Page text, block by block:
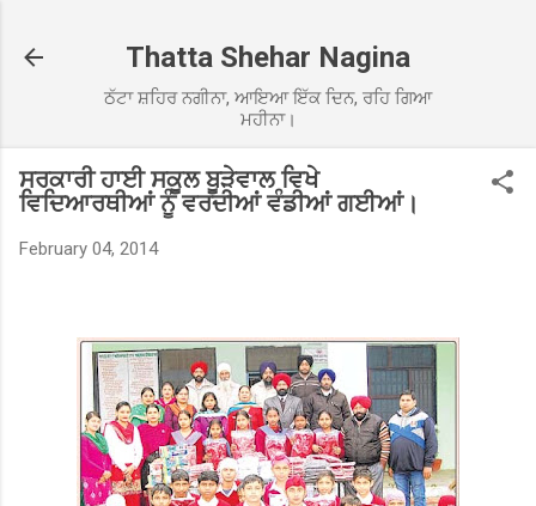
Thatta Shehar Nagina
ਠੱਟਾ ਸ਼ਹਿਰ ਨਗੀਨਾ, ਆਇਆ ਇੱਕ ਦਿਨ, ਰਹਿ ਗਿਆ
ਮਹੀਨਾ।
ਸਰਕਾਰੀ ਹਾਈ ਸਕੂਲ ਬੂੜੇਵਾਲ ਵਿਖੇ
ਵਿਦਿਆਰਥੀਆਂ ਨੂੰ ਵਰਦੀਆਂ ਵੰਡੀਆਂ ਗਈਆਂ।
February 04, 2014